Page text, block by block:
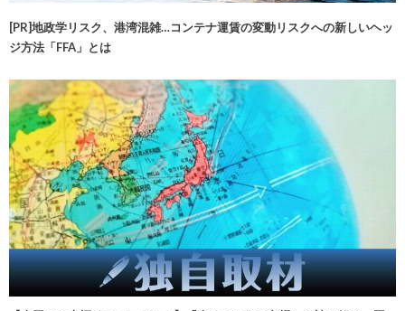
[PR]地政学リスク、港湾混雑…コンテナ運賃の変動リスクへの新しいヘッ
ジ方法「FFA」とは